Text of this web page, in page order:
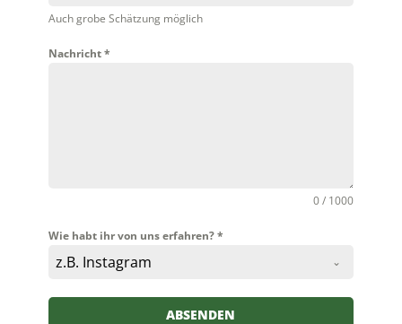
Auch grobe Schätzung möglich
Nachricht*
0 / 1000
Wie habt ihr von uns erfahren?*
z.B. Instagram
ABSENDEN